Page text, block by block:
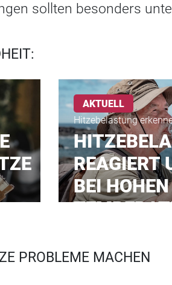
sollten besonders
AKTUELL
Hitzebelastung
REAGIERT
BEI HOHEN
PROBLEME MACHEN